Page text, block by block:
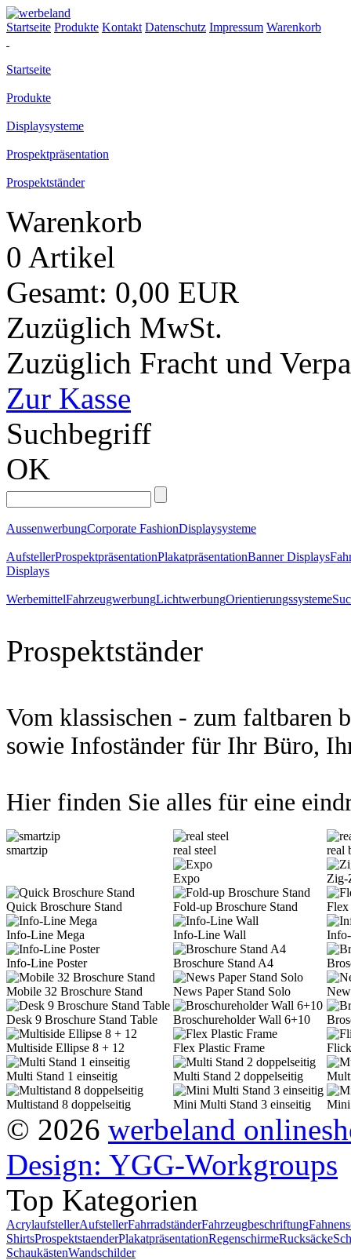
Startseite Produkte Kontakt Datenschutz Impressum Warenkorb
Startseite
Produkte
Displaysysteme
Prospektpräsentation
Prospektständer
Warenkorb
0 Artikel
Gesamt: 0,00 EUR
Zuzüglich MwSt.
Zuzüglich Fracht und
Zur Kasse
Suchbegriff
OK
AussenwerbungCorporate FashionDisplaysysteme
AufstellerProspektpräsentationPlakatpräsentationBanner Displays
Displays
WerbemittelFahrzeugwerbungLichtwerbungOrientierungssysteme
Prospektständer
Vom klassischen - zum faltbaren
sowie Infoständer für Ihr Büro,
Hier finden Sie alles für eine
smartzip real steel real
Expo Zig-
Quick Broschure Stand Fold-up Broschure Stand Flex
Info-Line Mega Info-Line Wall
Info-Line Poster Broschure Stand A4
Mobile 32 Broschure Stand News Paper Stand Solo
Desk 9 Broschure Stand Table Broschureholder Wall 6+10
Multiside Ellipse 8 + 12 Flex Plastic Frame
Multi Stand 1 einseitig Multi Stand 2 doppelseitig
Multistand 8 doppelseitig Mini Multi Stand 3 einseitig Mini
© 2026 werbeland
Design: YGG-Workgroups
Top Kategorien
AcrylaufstellerAufstellerFahrradständerFahrzeugbeschriftung
ShirtsProspektstaenderPlakatpräsentationRegenschirmeRucksäcke
SchaukästenWandschilder